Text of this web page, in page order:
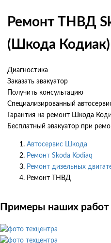
Ремонт ТНВД
(Шкода
Диагностика
Заказать эвакуатор
Получить консультацию
Специализированный
Гарантия на ремонт Шкода
Бесплатный эвакуатор при
Автосервис Шкода
Ремонт Skoda Kodiaq
Ремонт дизельных
Ремонт ТНВД
Примеры наших работ